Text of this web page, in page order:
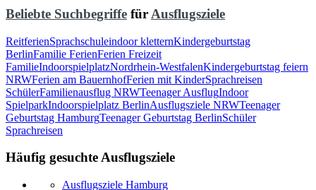
Beliebte Suchbegriffe für Ausflugsziele
ReitferienSprachschuleindoor kletternKindergeburtstag
BerlinFamilie FerienFerien Freizeit
FamilieIndoorspielplatzNordrhein-WestfalenKindergeburtstag feiern
NRWFerien am BauernhofFerien mit KinderSprachreisen
SchülerFamilienausflug NRWTeenager AusflugIndoor
SpielparkIndoorspielplatz BerlinAusflugsziele NRWTeenager
Geburtstag HamburgTeenager Geburtstag BerlinSchüler
Sprachreisen
Häufig gesuchte Ausflugsziele
Ausflugsziele Hamburg